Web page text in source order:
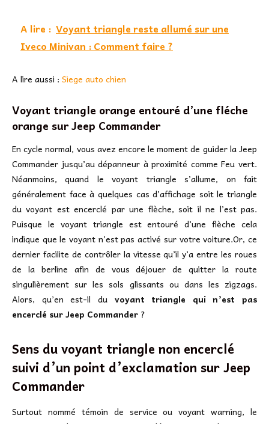
A lire : Voyant triangle reste allumé sur une
Iveco Minivan : Comment faire ?
A lire aussi : Siege auto chien
Voyant triangle orange entouré d’une fléche
orange sur Jeep Commander
En cycle normal, vous avez encore le moment de guider la Jeep
Commander jusqu’au dépanneur à proximité comme Feu vert.
Néanmoins, quand le voyant triangle s’allume, on fait
généralement face à quelques cas d’affichage soit le triangle
du voyant est encerclé par une flèche, soit il ne l’est pas.
Puisque le voyant triangle est entouré d’une flèche cela
indique que le voyant n’est pas activé sur votre voiture.Or, ce
dernier facilite de contrôler la vitesse qu’il y’a entre les roues
de la berline afin de vous déjouer de quitter la route
singulièrement sur les sols glissants ou dans les zigzags.
Alors, qu’en est-il du voyant triangle qui n’est pas
encerclé sur Jeep Commander ?
Sens du voyant triangle non encerclé
suivi d’un point d’exclamation surJeep
Commander
Surtout nommé témoin de service ou voyant warning, le